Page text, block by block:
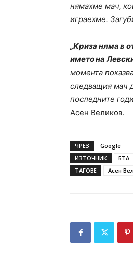
нямахме мач,
играехме.
„Криза няма в
името на
момента
следващия мач
последните
Асен Великов.
ЧРЕЗ
Google
ИЗТОЧНИК
БТА
ТАГОВЕ
Асен